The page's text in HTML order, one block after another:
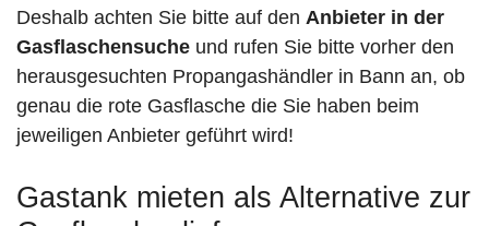
Deshalb achten Sie bitte auf den Anbieter in der
Gasflaschensuche und rufen Sie bitte vorher den
herausgesuchten Propangashändler in Bann an, ob
genau die rote Gasflasche die Sie haben beim
jeweiligen Anbieter geführt wird!
Gastank mieten als Alternative zur